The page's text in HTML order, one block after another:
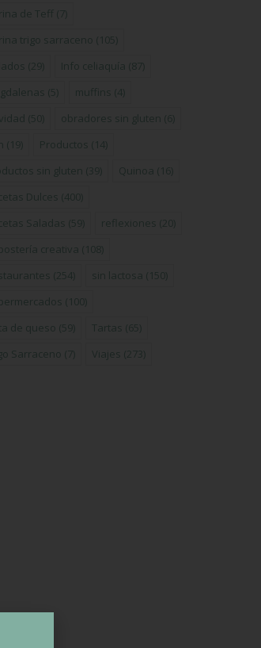
de Teff (7)
trigo sarraceno (105)
(29) Info celiaquía (87)
(5) muffins (4)
(50) obradores sin gluten (6)
(19) Productos (14)
sin gluten (39) Quinoa (16)
Dulces (400)
Saladas (59) reflexiones (20)
creativa (108)
(254) sin lactosa (150)
(100)
de queso (59) Tartas (65)
Sarraceno (7) Viajes (273)